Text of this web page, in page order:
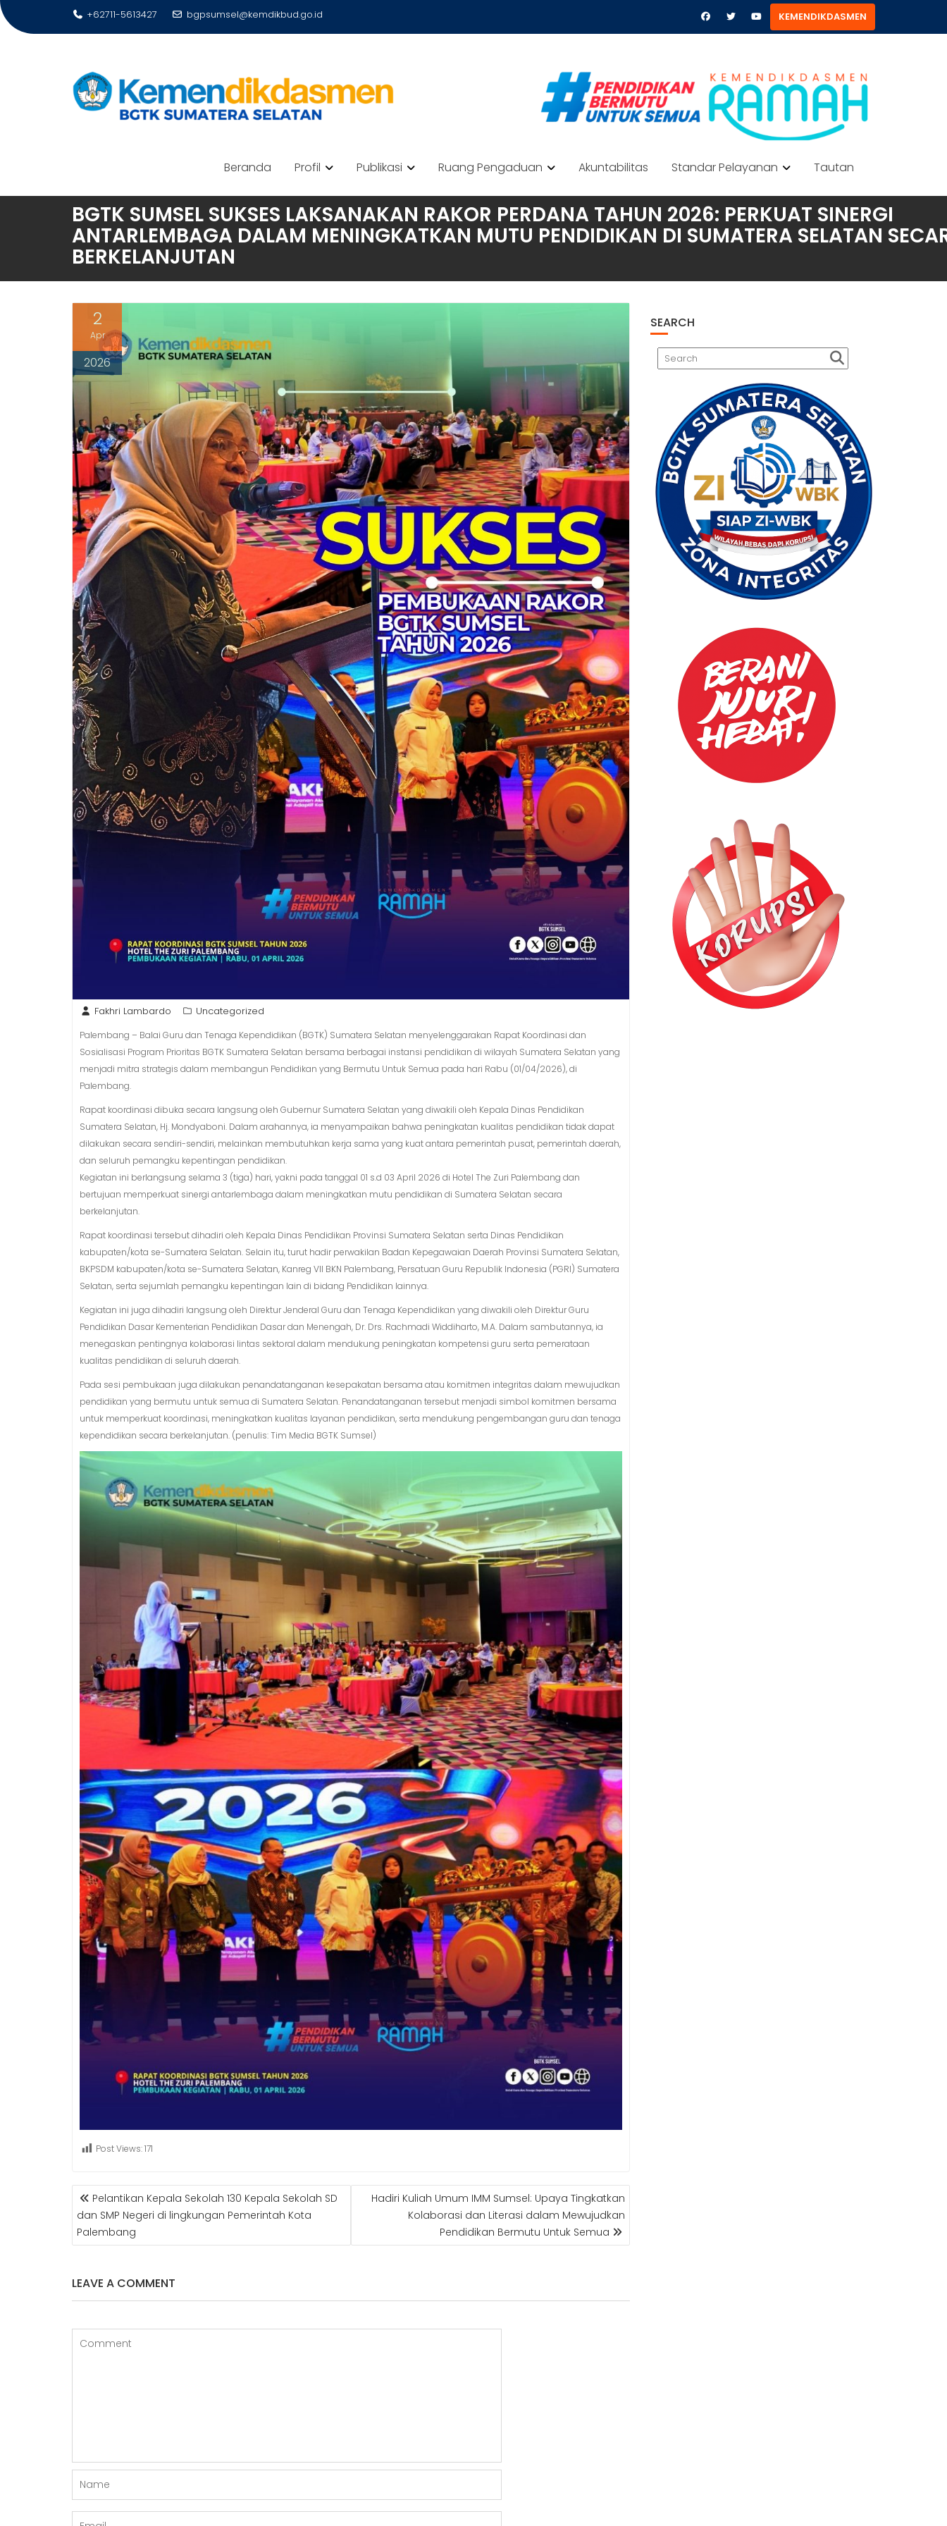
Skip
to
+62711-5613427 bgpsumsel@kemdikbud.go.id KEMENDIKDASMEN
Beranda Profil Publikasi Ruang Pengaduan Akuntabilitas Standar Pelayanan Tautan
BGTK SUMSEL SUKSES LAKSANAKAN RAKOR PERDANA TAHUN 2026: PERKUAT SINERGI
ANTARLEMBAGA DALAM MENINGKATKAN MUTU PENDIDIKAN DI SUMATERA SELATAN
BERKELANJUTAN
2
Apr
2026
Fakhri Lambardo Uncategorized
Palembang – Balai Guru dan Tenaga Kependidikan (BGTK) Sumatera Selatan menyelenggarakan Rapat Koordinasi dan
Sosialisasi Program Prioritas BGTK Sumatera Selatan bersama berbagai instansi pendidikan di wilayah Sumatera Selatan yang
menjadi mitra strategis dalam membangun Pendidikan yang Bermutu Untuk Semua pada hari Rabu (01/04/2026), di
Palembang.
Rapat koordinasi dibuka secara langsung oleh Gubernur Sumatera Selatan yang diwakili oleh Kepala Dinas Pendidikan
Sumatera Selatan, Hj. Mondyaboni. Dalam arahannya, ia menyampaikan bahwa peningkatan kualitas pendidikan tidak dapat
dilakukan secara sendiri-sendiri, melainkan membutuhkan kerja sama yang kuat antara pemerintah pusat, pemerintah daerah,
dan seluruh pemangku kepentingan pendidikan.
Kegiatan ini berlangsung selama 3 (tiga) hari, yakni pada tanggal 01 s.d 03 April 2026 di Hotel The Zuri Palembang dan
bertujuan memperkuat sinergi antarlembaga dalam meningkatkan mutu pendidikan di Sumatera Selatan secara
berkelanjutan.
Rapat koordinasi tersebut dihadiri oleh Kepala Dinas Pendidikan Provinsi Sumatera Selatan serta Dinas Pendidikan
kabupaten/kota se-Sumatera Selatan. Selain itu, turut hadir perwakilan Badan Kepegawaian Daerah Provinsi Sumatera Selatan,
BKPSDM kabupaten/kota se-Sumatera Selatan, Kanreg VII BKN Palembang, Persatuan Guru Republik Indonesia (PGRI) Sumatera
Selatan, serta sejumlah pemangku kepentingan lain di bidang Pendidikan lainnya.
Kegiatan ini juga dihadiri langsung oleh Direktur Jenderal Guru dan Tenaga Kependidikan yang diwakili oleh Direktur Guru
Pendidikan Dasar Kementerian Pendidikan Dasar dan Menengah, Dr. Drs. Rachmadi Widdiharto, M.A. Dalam sambutannya, ia
menegaskan pentingnya kolaborasi lintas sektoral dalam mendukung peningkatan kompetensi guru serta pemerataan
kualitas pendidikan di seluruh daerah.
Pada sesi pembukaan juga dilakukan penandatanganan kesepakatan bersama atau komitmen integritas dalam mewujudkan
pendidikan yang bermutu untuk semua di Sumatera Selatan. Penandatanganan tersebut menjadi simbol komitmen bersama
untuk memperkuat koordinasi, meningkatkan kualitas layanan pendidikan, serta mendukung pengembangan guru dan tenaga
kependidikan secara berkelanjutan. (penulis: Tim Media BGTK Sumsel)
Post Views:171
POST
NAVIGATION
Pelantikan Kepala Sekolah 130 Kepala Sekolah SD
dan SMP Negeri di lingkungan Pemerintah Kota
Palembang
Hadiri Kuliah Umum IMM Sumsel: Upaya Tingkatkan
Kolaborasi dan Literasi dalam Mewujudkan
Pendidikan Bermutu Untuk Semua
LEAVE A COMMENT
SEARCH